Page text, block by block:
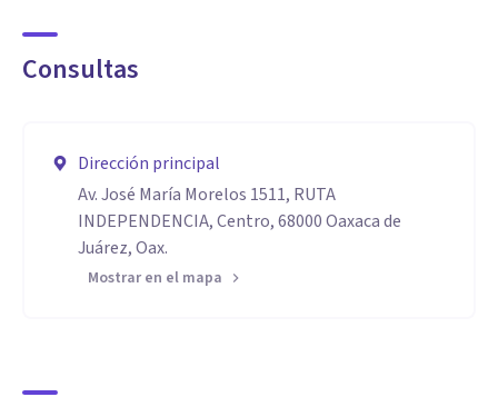
Consultas
Dirección principal
Av. José María Morelos 1511, RUTA
INDEPENDENCIA, Centro, 68000 Oaxaca de
Juárez, Oax.
Mostrar en el mapa